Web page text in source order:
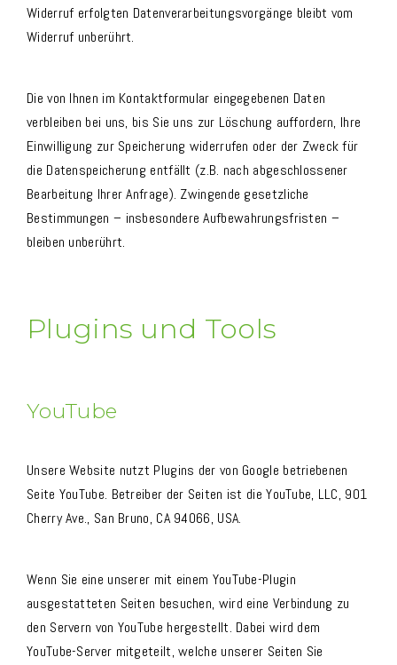
Widerruf erfolgten Datenverarbeitungsvorgänge bleibt vom
Widerruf unberührt.
Die von Ihnen im Kontaktformular eingegebenen Daten
verbleiben bei uns, bis Sie uns zur Löschung auffordern, Ihre
Einwilligung zur Speicherung widerrufen oder der Zweck für
die Datenspeicherung entfällt (z.B. nach abgeschlossener
Bearbeitung Ihrer Anfrage). Zwingende gesetzliche
Bestimmungen – insbesondere Aufbewahrungsfristen –
bleiben unberührt.
Plugins und Tools
YouTube
Unsere Website nutzt Plugins der von Google betriebenen
Seite YouTube. Betreiber der Seiten ist die YouTube, LLC, 901
Cherry Ave., San Bruno, CA 94066, USA.
Wenn Sie eine unserer mit einem YouTube-Plugin
ausgestatteten Seiten besuchen, wird eine Verbindung zu
den Servern von YouTube hergestellt. Dabei wird dem
YouTube-Server mitgeteilt, welche unserer Seiten Sie